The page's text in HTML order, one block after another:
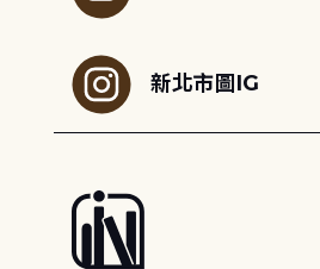
新北市圖IG